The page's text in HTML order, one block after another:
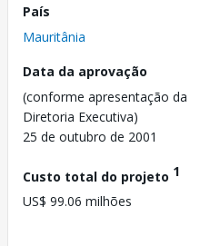
País
Mauritânia
Data da aprovação
(conforme apresentação da
Diretoria Executiva)
25 de outubro de 2001
Custo total do projeto 1
US$ 99.06 milhões